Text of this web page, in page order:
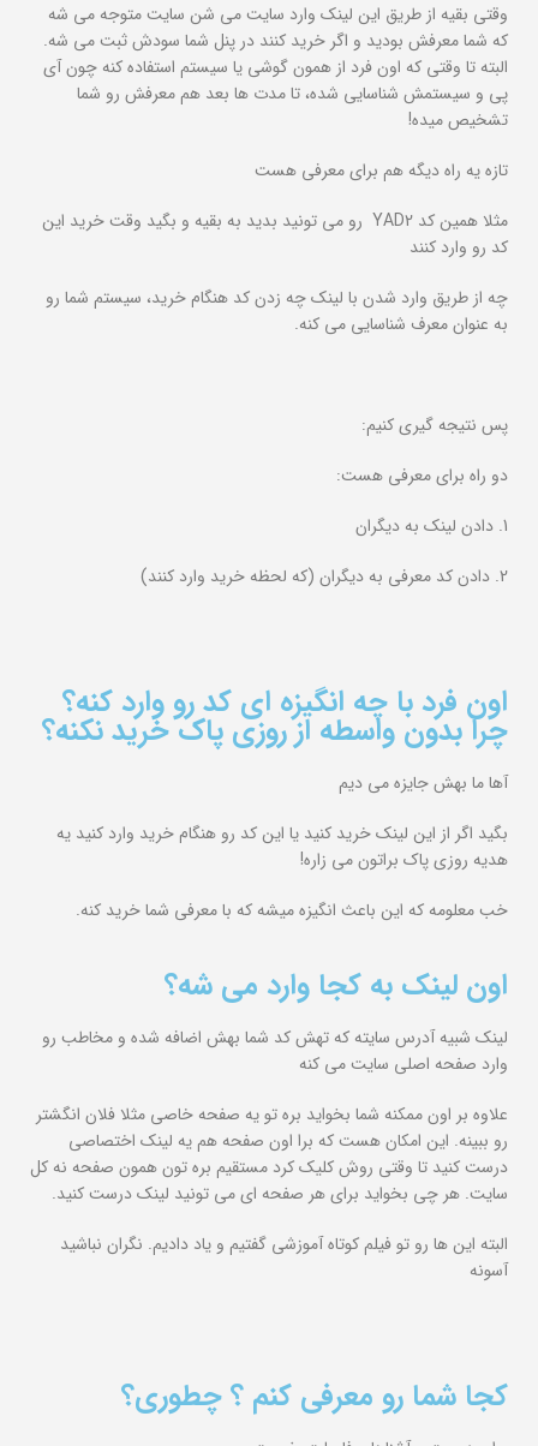
وقتی بقیه از طریق این لینک وارد سایت می شن سایت متوجه می شه
که شما معرفش بودید و اگر خرید کنند در پنل شما سودش ثبت می شه.
البته تا وقتی که اون فرد از همون گوشی یا سیستم استفاده کنه چون آی
پی و سیستمش شناسایی شده، تا مدت ها بعد هم معرفش رو شما
تشخیص میده!
تازه یه راه دیگه هم برای معرفی هست
مثلا همین کد YAD2 رو می تونید
بدید به بقیه و بگید وقت خرید این
کد رو وارد کنند
چه از طریق وارد شدن با لینک چه زدن کد هنگام خرید، سیستم شما رو
به عنوان معرف شناسایی می کنه.
پس نتیجه گیری کنیم:
دو راه برای معرفی هست:
1. دادن لینک به دیگران
2. دادن کد معرفی به دیگران (که لحظه خرید وارد کنند)
اون فرد با چه انگیزه ای کد رو وارد کنه؟
چرا بدون واسطه از روزی پاک خرید نکنه؟
آها ما بهش جایزه می دیم
بگید اگر از این لینک خرید کنید یا این کد رو هنگام خرید وارد کنید یه
هدیه روزی پاک براتونمی زاره!
خب معلومه که این باعث انگیزه میشه که با معرفی شما خرید کنه.
اون لینک به کجا وارد می شه؟
لینک شبیه آدرس سایته که تهش کد شما بهش اضافه شده و مخاطب رو
وارد صفحه اصلی سایت می کنه
علاوه بر اون ممکنه شما بخواید بره تو یه صفحه خاصی مثلا فلان انگشتر
رو ببینه. این امکان هست که برا اون صفحه هم یه لینک اختصاصی
درست کنید تا وقتی روش کلیک کرد مستقیم بره تون همون صفحه نه کل
سایت. هر چی بخواید برای هر صفحه ای می تونید لینک درست کنید.
البته این ها رو تو فیلم کوتاه آموزشی گفتیم و یاد دادیم. نگران نباشید
آسونه
کجا شما رو معرفی کنم ؟ چطوری؟